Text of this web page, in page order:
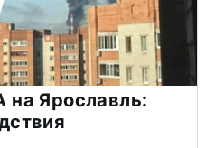
на Ярославль: